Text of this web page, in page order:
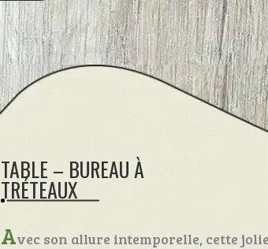
Avec son allure intemporelle, cette
TABLE – BUREAU À
TRÉTEAUX